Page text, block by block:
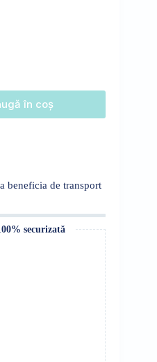
în coș
beneficia de transport
securizată